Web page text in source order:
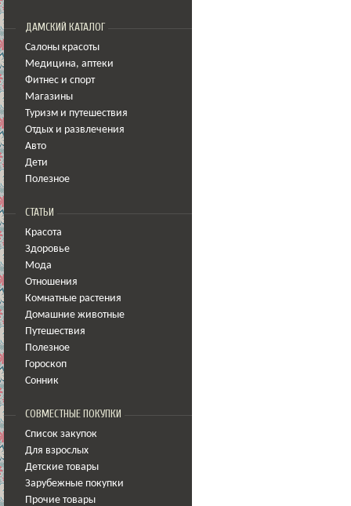
ДАМСКИЙ КАТАЛОГ
Салоны красоты
Медицина, аптеки
Фитнес и спорт
Магазины
Туризм и путешествия
Отдых и развлечения
Авто
Дети
Полезное
СТАТЬИ
Красота
Здоровье
Мода
Отношения
Комнатные растения
Домашние животные
Путешествия
Полезное
Гороскоп
Сонник
СОВМЕСТНЫЕ ПОКУПКИ
Список закупок
Для взрослых
Детские товары
Зарубежные покупки
Прочие товары